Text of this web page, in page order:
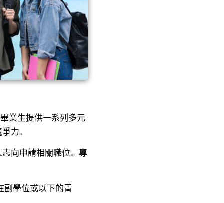
業生提供一系列多元
力。
向申請相關職位。專
副學位或以下的青